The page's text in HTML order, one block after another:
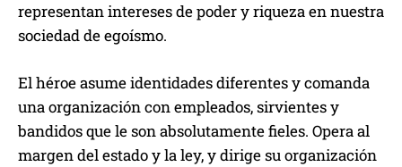
representan intereses de poder y riqueza en nuestra
sociedad de egoísmo.
El héroe asume identidades diferentes y comanda
una organización con empleados, sirvientes y
bandidos que le son absolutamente fieles. Opera al
margen del estado y la ley, y dirige su organización